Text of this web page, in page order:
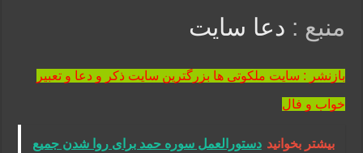
منبع : دعا سایت
بازنشر : سایت ملکوتی ها بزرگترین سایت ذکر و دعا و تعبیر
خواب و فال
بیشتر بخوانید دستورالعمل سوره حمد برای روا شدن جمیع